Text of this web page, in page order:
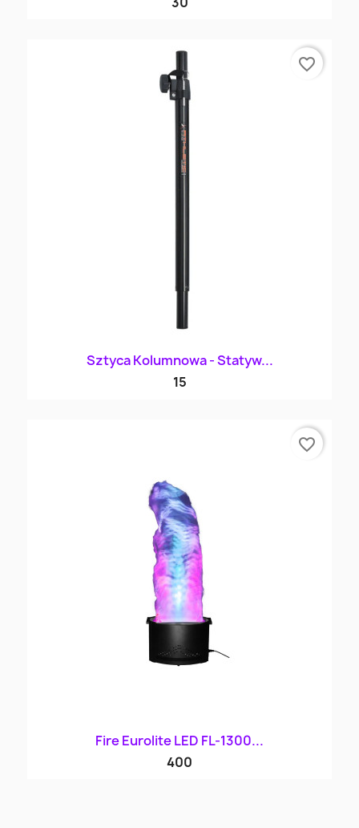
Sztyca Kolumnowa - Statyw...
15
favorite_border
Fire Eurolite LED FL-1300...
400
favorite_border